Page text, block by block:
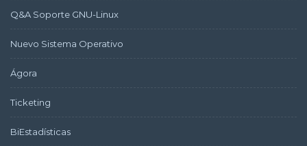
Q&A Soporte GNU-Linux
Nuevo Sistema Operativo
Ágora
Ticketing
BiEstadísticas